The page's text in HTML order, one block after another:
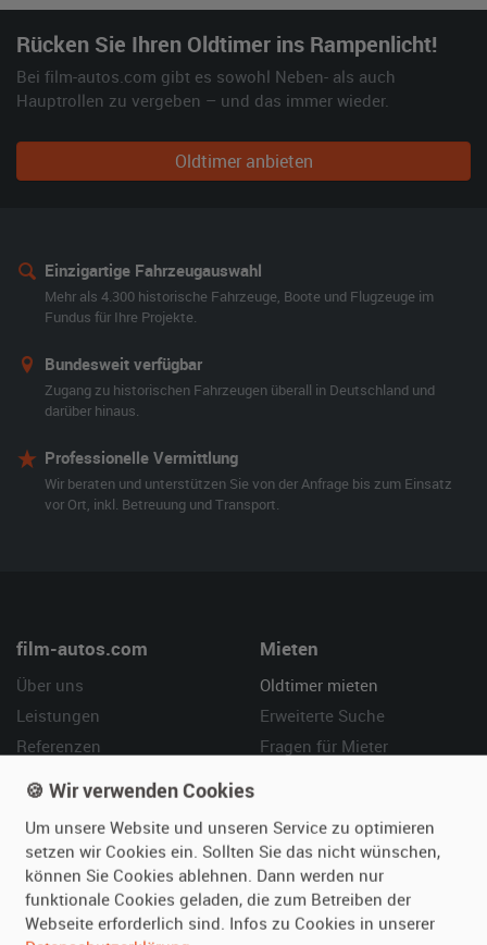
Rücken Sie Ihren Oldtimer ins Rampenlicht!
Bei film-autos.com gibt es sowohl Neben- als auch
Hauptrollen zu vergeben – und das immer wieder.
Oldtimer anbieten
Einzigartige Fahrzeugauswahl
Mehr als 4.300 historische Fahrzeuge, Boote und Flugzeuge im
Fundus für Ihre Projekte.
Bundesweit verfügbar
Zugang zu historischen Fahrzeugen überall in Deutschland und
darüber hinaus.
Professionelle Vermittlung
Wir beraten und unterstützen Sie von der Anfrage bis zum Einsatz
vor Ort, inkl. Betreuung und Transport.
film-autos.com
Über uns
Leistungen
Referenzen
Kundenmeinungen
Mieten
Oldtimer mieten
Erweiterte Suche
Fragen für Mieter
Vermieten
Oldtimer anmelden
Fotos senden
Fragen für Vermieter
Hilfe
Häufige Fragen (FAQ)
So funktioniert's
Kontakt
🍪 Wir verwenden Cookies
Um unsere Website und unseren Service zu optimieren
setzen wir Cookies ein. Sollten Sie das nicht wünschen,
können Sie Cookies ablehnen. Dann werden nur
funktionale Cookies geladen, die zum Betreiben der
Webseite erforderlich sind. Infos zu Cookies in unserer